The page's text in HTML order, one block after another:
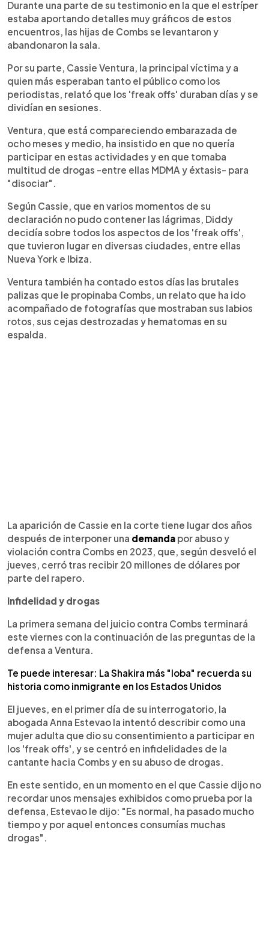
Durante una parte de su testimonio en la que el estríper
estaba aportando detalles muy gráficos de estos
encuentros, las hijas de Combs se levantaron y
abandonaron la sala.
Por su parte, Cassie Ventura, la principal víctima y a
quien más esperaban tanto el público como los
periodistas, relató que los 'freak offs' duraban días y se
dividían en sesiones.
Ventura, que está compareciendo embarazada de
ocho meses y medio, ha insistido en que no quería
participar en estas actividades y en que tomaba
multitud de drogas -entre ellas MDMA y éxtasis- para
"disociar".
Según Cassie, que en varios momentos de su
declaración no pudo contener las lágrimas, Diddy
decidía sobre todos los aspectos de los 'freak offs',
que tuvieron lugar en diversas ciudades, entre ellas
Nueva York e Ibiza.
Ventura también ha contado estos días las brutales
palizas que le propinaba Combs, un relato que ha ido
acompañado de fotografías que mostraban sus labios
rotos, sus cejas destrozadas y hematomas en su
espalda.
La aparición de Cassie en la corte tiene lugar dos años
después de interponer una demanda por abuso y
violación contra Combs en 2023, que, según desveló el
jueves, cerró tras recibir 20 millones de dólares por
parte del rapero.
Infidelidad y drogas
La primera semana del juicio contra Combs terminará
este viernes con la continuación de las preguntas de la
defensa a Ventura.
Te puede interesar: La Shakira más "loba" recuerda su
historia como inmigrante en los Estados Unidos
El jueves, en el primer día de su interrogatorio, la
abogada Anna Estevao la intentó describir como una
mujer adulta que dio su consentimiento a participar en
los 'freak offs', y se centró en infidelidades de la
cantante hacia Combs y en su abuso de drogas.
En este sentido, en un momento en el que Cassie dijo no
recordar unos mensajes exhibidos como prueba por la
defensa, Estevao le dijo: "Es normal, ha pasado mucho
tiempo y por aquel entonces consumías muchas
drogas".